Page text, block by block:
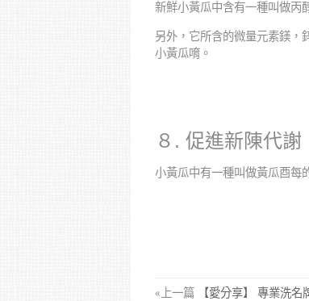
新鮮小黃瓜中含有一種叫做丙
另外，它所含的微量元素鎂，
小黃瓜唷。
８. 促進新陳代謝
小黃瓜中有一種叫做黃瓜酉每
«上一篇
【愛分享】 專業洗